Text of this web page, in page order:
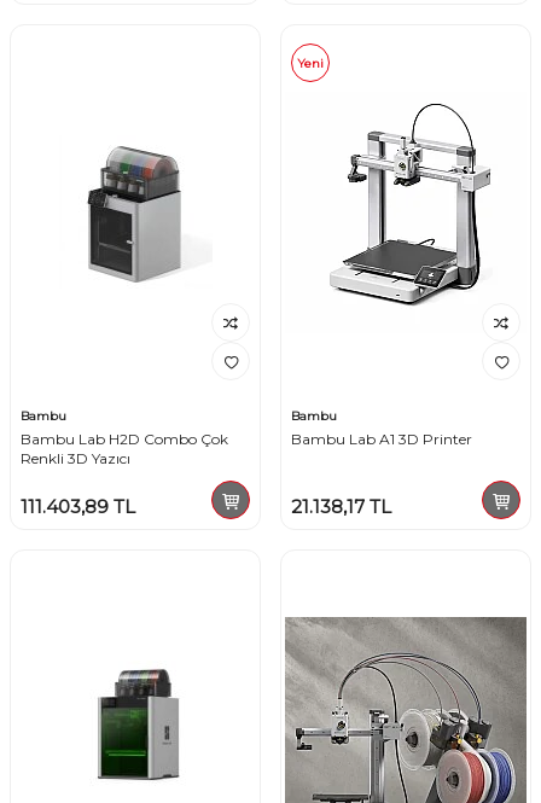
Bambu
Bambu Lab H2D Combo Çok
Renkli 3D Yazıcı
111.403,89 TL
Yeni
Bambu
Bambu Lab A1 3D Printer
21.138,17 TL